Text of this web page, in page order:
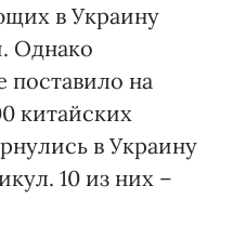
в Украину
Однако
поставило на
китайских
в Украину
10 из них –